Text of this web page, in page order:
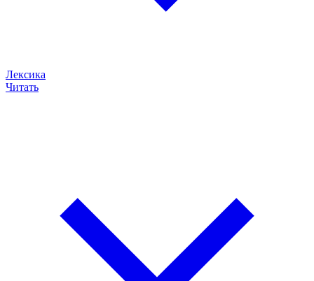
Лексика
Читать